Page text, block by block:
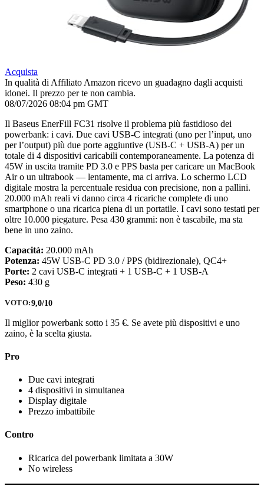
Acquista
In qualità di Affiliato Amazon ricevo un guadagno dagli acquisti
idonei. Il prezzo per te non cambia.
08/07/2026 08:04 pm GMT
Il Baseus EnerFill FC31 risolve il problema più fastidioso dei
powerbank: i cavi. Due cavi USB-C integrati (uno per l’input, uno
per l’output) più due porte aggiuntive (USB-C + USB-A) per un
totale di 4 dispositivi caricabili contemporaneamente. La potenza di
45W in uscita tramite PD 3.0 e PPS basta per caricare un MacBook
Air o un ultrabook — lentamente, ma ci arriva. Lo schermo LCD
digitale mostra la percentuale residua con precisione, non a pallini.
20.000 mAh reali vi danno circa 4 ricariche complete di uno
smartphone o una ricarica piena di un portatile. I cavi sono testati per
oltre 10.000 piegature. Pesa 430 grammi: non è tascabile, ma sta
bene in uno zaino.
Capacità: 20.000 mAh
Potenza: 45W USB-C PD 3.0 / PPS (bidirezionale), QC4+
Porte: 2 cavi USB-C integrati + 1 USB-C + 1 USB-A
Peso: 430 g
VOTO:9,0/10
Il miglior powerbank sotto i 35 €. Se avete più dispositivi e uno
zaino, è la scelta giusta.
Pro
Due cavi integrati
4 dispositivi in simultanea
Display digitale
Prezzo imbattibile
Contro
Ricarica del powerbank limitata a 30W
No wireless